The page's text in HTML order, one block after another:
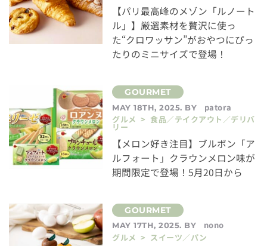
【パリ最高峰のメゾン「ルノート
ル」】厳選素材を贅沢に使っ
た“クロワッサン”がおやつにぴっ
たりのミニサイズで登場！
MAY 18TH, 2025. BY
patora
グルメ > 食品／テイクアウト／デリバ
リー
【メロン好き注目】ブルボン「ア
ルフォート」クラウンメロン味が
期間限定で登場！5月20日から
MAY 17TH, 2025. BY
nono
グルメ > スイーツ／パン